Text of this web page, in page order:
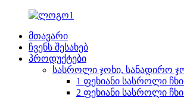
მთავარი
ჩვენს შესახებ
პროდუქტები
სასროლი ჯოხი, სანადირო
1 ფეხიანი სასროლი
2 ფეხიანი სასროლი